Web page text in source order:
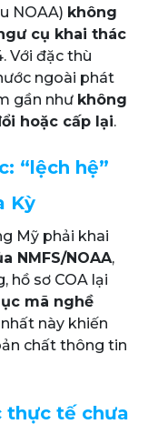
NOAA) không
cụ khai thác
Với đặc thù
ngoài phát
gần như không
hoặc cấp lại.
“lệch hệ”
Kỳ
Mỹ phải khai
NMFS/NOAA,
hồ sơ COA lại
mã nghề
này khiến
chất thông tin
thực tế chưa